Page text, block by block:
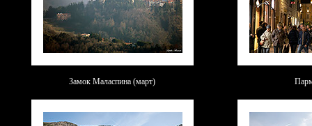
Замок Маласпина (март)